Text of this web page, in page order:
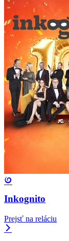
Inkognito
Prejsť na reláciu